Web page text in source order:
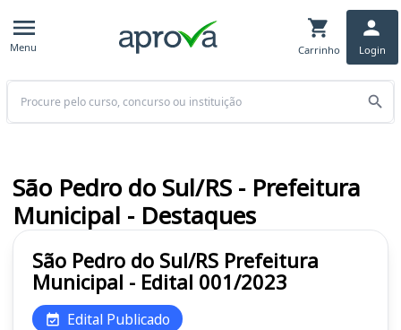
Menu Carrinho Login
Buscar
São Pedro do Sul/RS Prefeitura
Municipal - Edital 001/2023
Edital Publicado
São Pedro do Sul/RS - Prefeitura
Municipal - Destaques